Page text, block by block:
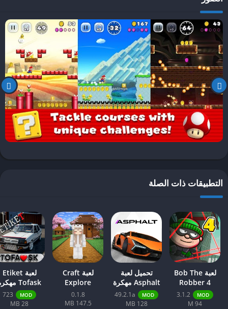
وتحسين الأداء، وإضافة ميزات وأحداث موسمية. هذه التحديثات تحافظ
على حماس اللاعبين وتجعلهم يعودون للعبة باستمرار للاستمتاع بكل ما
هو جديد.
أحداث وتحديات موسمية: تقدم اللعبة مجموعة من الأحداث والتحديات
الموسمية التي تمنح اللاعبين فرصًا للفوز بجوائز ومكافآت مميزة، مما
يزيد من إثارة اللعبة ويحفز اللاعبين على المشاركة بانتظام.
التطبيقات ذات الصلة
لعبة Bob The
Robber 4
مهكرةMOD
3.1.2
94 M
تحميل لعبة
Asphalt مهكرة
MOD
49.2.1a
128 MB
لعبة Craft
Explore
0.1.8
147.5 MB
لعبة Etiket
Tofask مهكرة
MOD
723
28 MB